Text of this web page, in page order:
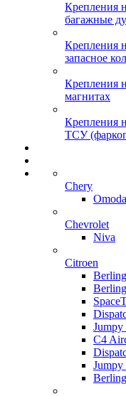
Крепления
багажные
Крепления
запасное
Крепления
магнитах
Крепления
ТСУ
Chery
Chevrolet
Niva
Citroen
C4